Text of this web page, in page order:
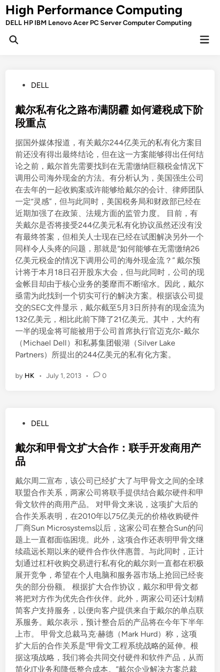
Skip
toHigh Performance Computing
DELL HP IBM Lenovo Acer PC Server Computer Computing
Open
s
t
d
i
n
DELL
戴尔私有化之路布满阴霾 如何避税成下阶
段重点
据国外媒体报道，有关戴尔244亿美元的私有化方案目
前还没有得出最终结论，但在这一方案能够得出任何结
论之前，戴尔首先需要找到在无需缴纳巨额税金情况下
调用公司海外现金的方法。有分析认为，美国强生公司
在去年的一起收购案或许能够给戴尔的会计、律师团队
一定“灵感”，但与此同时，美国税务局和财政部已经在
近期加强了在政策、法规方面的监管力度。 目前，有
关戴尔是否将接受244亿美元私有化协议虽然还没有没
有最终答案，但相关人士现在已经在试图解决另外一个
同样令人头疼的问题，那就是“如何能够在无需缴纳26
亿美元税金的情况下调用公司的海外现金流？” 戴尔预
计将于本月18日召开股东大会，但与此同时，公司的现
金帐目却由于核心业务的萎靡而不断缩水。因此，戴尔
亟需为此找到一个切实可行的解决方案。根据该公司提
交的SEC文件显示，戴尔截至5月3日所持有的现金流为
132亿美元，相比此前下降了21亿美元。其中，大约有
一半的现金将可能被用于公司首席执行官迈克尔-戴尔
（Michael Dell）和私募集团银湖（Silver Lake
Partners）所提出的244亿美元的私有化方案。
by HK • July 1, 2013 • 0
s
t
d
i
n
DELL
戴尔和甲骨文扩大合作：联手开发商用产
品
戴尔周二宣布，该公司已经扩大了与甲骨文之间的全球
联盟合作关系，两家公司将联手提供结合戴尔硬件和甲
骨文软件的商用产品。 对甲骨文来说，这项扩大后的
合作关系表明，在2010年以75亿美元的价格收购硬件
厂商Sun Microsystems以后，这家公司在整合Sun的问
题上一直都面临困境。此外，这项合作还表明甲骨文继
续疏远长期以来的硬件合作伙伴惠普。与此同时，正计
划通过杠杆收购交易进行私有化的戴尔则一直都在积极
展开竞争，希望在个人电脑和服务器市场上抢回已经丧
失的部分份额。 根据扩大合作协议，戴尔和甲骨文都
将把对方作为优先合作伙伴。此外，两家公司还计划精
简客户支持服务，以便向客户提供来自于戴尔的单点联
系服务。戴尔表示，预计整合后的产品将在今年下半年
上市。 甲骨文总裁马克·赫德（Mark Hurd）称，这项
扩大后的合作关系是“甲骨文工程系统战略的延伸。根
据这项战略，我们将会共同交付硬件和软件产品，从而
简化IT业务和降低整合成本。”戴尔企业解决方案总裁